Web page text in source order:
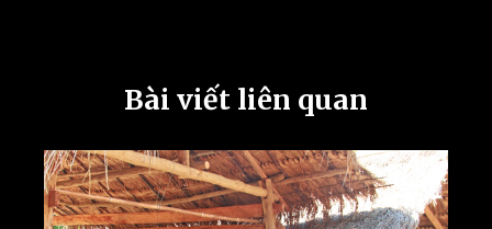
Bài viết liên quan